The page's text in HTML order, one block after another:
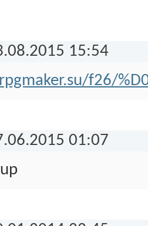
15:54
f26/
01:07